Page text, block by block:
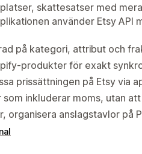
skattesatser med
använder Etsy API
på kategori, attribut och
produkter för exakt
prissättningen på Etsy via
inkluderar moms, utan
organisera anslagstavlor på